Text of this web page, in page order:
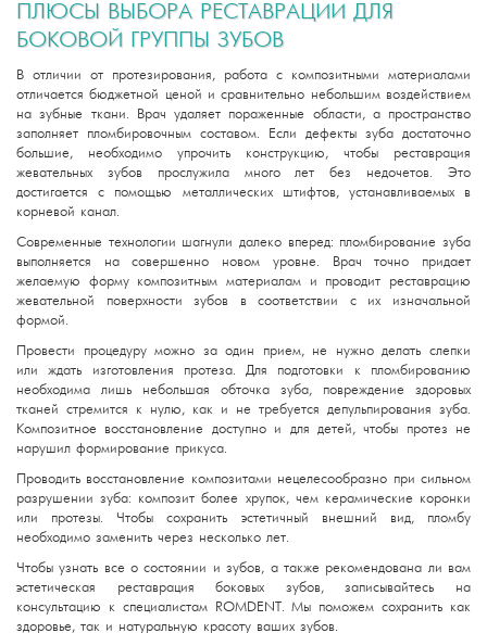
ПЛЮСЫ ВЫБОРА РЕСТАВРАЦИИ ДЛЯ
БОКОВОЙ ГРУППЫ ЗУБОВ
В отличии от протезирования, работа с композитными материалами
отличается бюджетной ценой и сравнительно небольшим воздействием
на зубные ткани. Врач удаляет пораженные области, а пространство
заполняет пломбировочным составом. Если дефекты зуба достаточно
большие, необходимо упрочить конструкцию, чтобы реставрация
жевательных зубов прослужила много лет без недочетов. Это
достигается с помощью металлических штифтов, устанавливаемых в
корневой канал.
Современные технологии шагнули далеко вперед: пломбирование зуба
выполняется на совершенно новом уровне. Врач точно придает
желаемую форму композитным материалам и проводит реставрацию
жевательной поверхности зубов в соответствии с их изначальной
формой.
Провести процедуру можно за один прием, не нужно делать слепки
или ждать изготовления протеза. Для подготовки к пломбированию
необходима лишь небольшая обточка зуба, повреждение здоровых
тканей стремится к нулю, как и не требуется депульпирования зуба.
Композитное восстановление доступно и для детей, чтобы протез не
нарушил формирование прикуса.
Проводить восстановление композитами нецелесообразно при сильном
разрушении зуба: композит более хрупок, чем керамические коронки
или протезы. Чтобы сохранить эстетичный внешний вид, пломбу
необходимо заменить через несколько лет.
Чтобы узнать все о состоянии и зубов, а также рекомендована ли вам
эстетическая реставрация боковых зубов, записывайтесь на
консультацию к специалистам ROMDENT. Мы поможем сохранить как
здоровье, так и натуральную красоту ваших зубов.